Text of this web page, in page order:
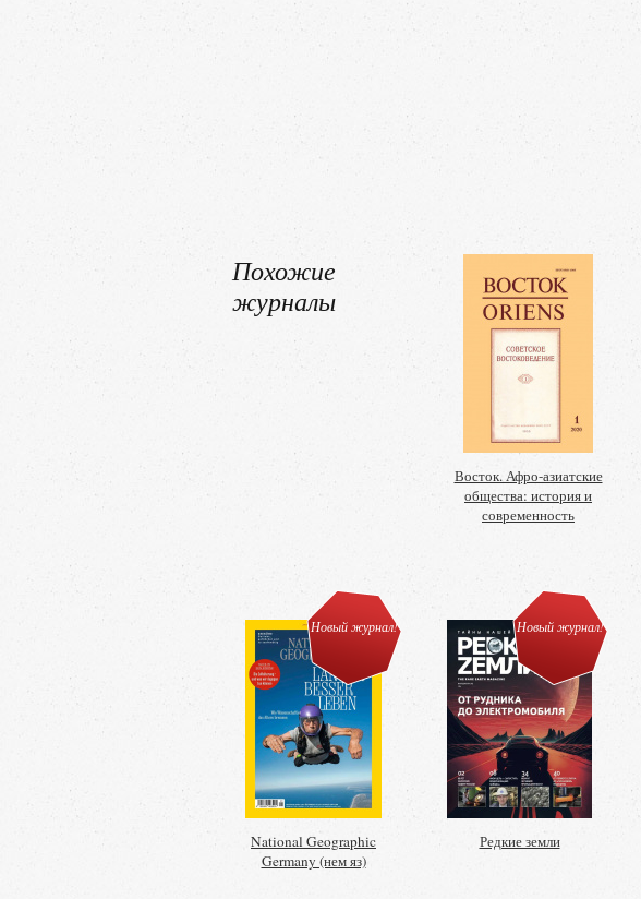
Похожие
журналы
Восток. Афро-азиатские
общества: история и
современность
Новый журнал!
National Geographic
Germany (нем яз)
Новый журнал!
Редкие земли